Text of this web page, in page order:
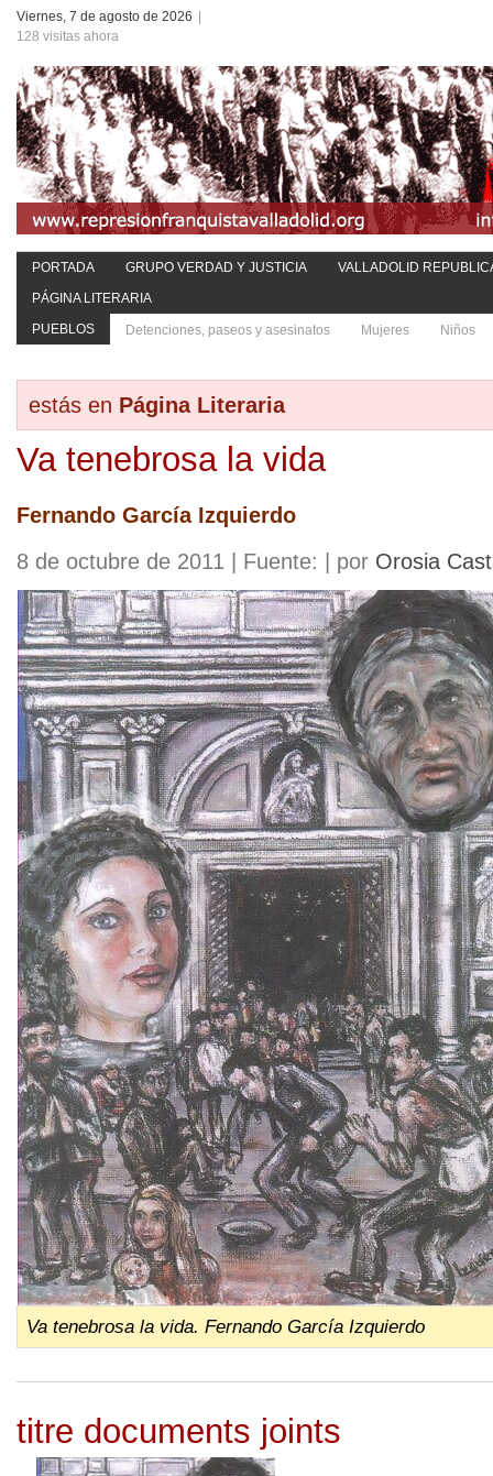
Viernes, 7 de agosto de 2026
128 visitas ahora
PORTADA GRUPO VERDAD Y JUSTICIA
VALLADOLID
PÁGINA LITERARIA
PUEBLOS
Detenciones, paseos y asesinatos Mujeres Niños
estás en Página Literaria
Va tenebrosa la vida
Fernando García Izquierdo
8 de octubre de 2011 | Fuente: | por Orosia
Va tenebrosa la vida. Fernando García Izquierdo
titre documents joints